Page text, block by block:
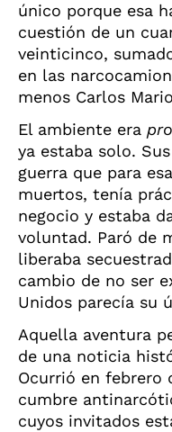
único porque esa
cuestión de un
veinticinco,
en las
menos Carlos
El ambiente era
ya estaba solo.
guerra que para
muertos, tenía
negocio y estaba
voluntad. Paró de
liberaba
cambio de no ser
Unidos parecía su
Aquella aventura
de una noticia
Ocurrió en febrero
cumbre
cuyos invitados